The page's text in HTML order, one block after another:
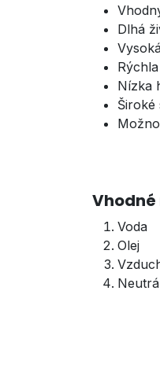
Dlhá
Nízka
Široké
Voda
Olej